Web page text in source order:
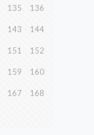
135 136
143 144
151 152
159 160
167 168